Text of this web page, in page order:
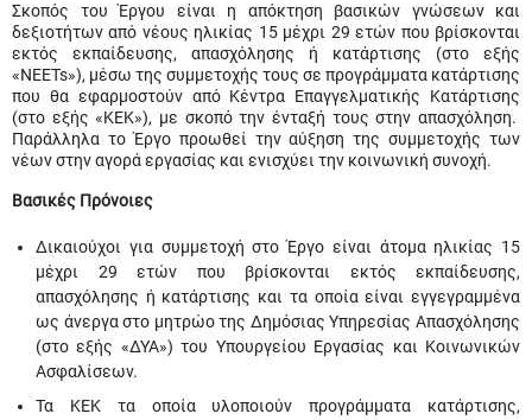
Σκοπός του Έργου είναι η απόκτηση βασικών γνώσεων και
δεξιοτήτων από νέους ηλικίας 15 μέχρι 29 ετών που βρίσκονται
εκτός εκπαίδευσης, απασχόλησης ή κατάρτισης (στο εξής
«NEETs»), μέσω της συμμετοχής τους σε προγράμματα κατάρτισης
που θα εφαρμοστούν από Κέντρα Επαγγελματικής Κατάρτισης
(στο εξής «ΚΕΚ»), με σκοπό την ένταξή τους στην απασχόληση.
Παράλληλα το Έργο προωθεί την αύξηση της συμμετοχής των
νέων στην αγορά εργασίας και ενισχύει την κοινωνική συνοχή.
Βασικές Πρόνοιες
Δικαιούχοι για συμμετοχή στο Έργο είναι άτομα ηλικίας 15
μέχρι 29 ετών που βρίσκονται εκτός εκπαίδευσης,
απασχόλησης ή κατάρτισης και τα οποία είναι εγγεγραμμένα
ως άνεργα στο μητρώο της Δημόσιας Υπηρεσίας Απασχόλησης
(στο εξής «ΔΥΑ») του Υπουργείου Εργασίας και Κοινωνικών
Ασφαλίσεων.
Τα ΚΕΚ τα οποία υλοποιούν προγράμματα κατάρτισης,